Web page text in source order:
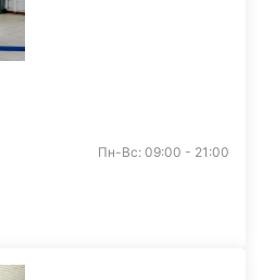
Пн-Вс: 09:00 - 21:00